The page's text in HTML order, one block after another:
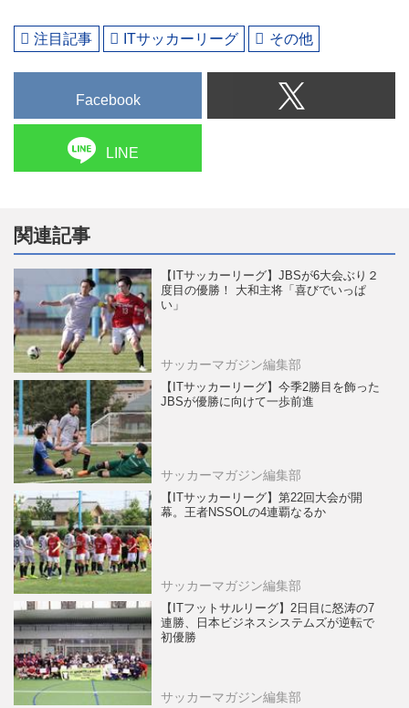
注目記事 ITサッカーリーグ その他
Facebook
LINE
関連記事
【ITサッカーリーグ】JBSが6大会ぶり２
度目の優勝！ 大和主将「喜びでいっぱ
い」
サッカーマガジン編集部
【ITサッカーリーグ】今季2勝目を飾った
JBSが優勝に向けて一歩前進
サッカーマガジン編集部
【ITサッカーリーグ】第22回大会が開
幕。王者NSSOLの4連覇なるか
サッカーマガジン編集部
【ITフットサルリーグ】2日目に怒涛の7
連勝、日本ビジネスシステムズが逆転で
初優勝
サッカーマガジン編集部